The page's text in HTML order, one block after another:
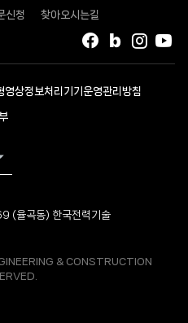
신청 찾아오시는길
인스
블로그
페이스북
영상정보처리기기운영관리방침
(율곡동) 한국전력기술
& CONSTRUCTION